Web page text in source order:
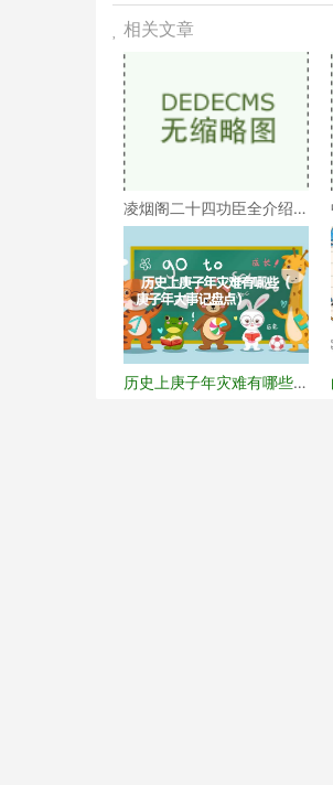
相关文章
凌烟阁二十四功臣全介绍
（凌烟阁二十四功臣排
历史上庚子年灾难有哪些